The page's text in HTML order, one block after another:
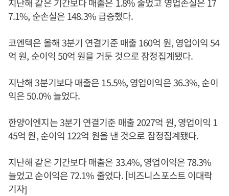
지난해 같은 기간보다 매출은 1.8% 줄었고 영업손실은 17
7.1%, 순손실은 148.3% 급증했다.
코엔텍은 올해 3분기 연결기준 매출 160억 원, 영업이익 54
억 원, 순이익 50억 원을 거둔 것으로 잠정집계됐다.
지난해 3분기보다 매출은 15.5%, 영업이익은 36.3%, 순이
익은 50.0% 늘었다.
한양이엔지는 3분기 연결기준 매출 2027억 원, 영업이익 1
45억 원, 순이익 122억 원을 낸 것으로 잠정집계됐다.
지난해 같은 기간보다 매출은 33.4%, 영업이익은 78.3%
늘었고 순이익은 72.1% 줄었다. [비즈니스포스트 이대락
기자]